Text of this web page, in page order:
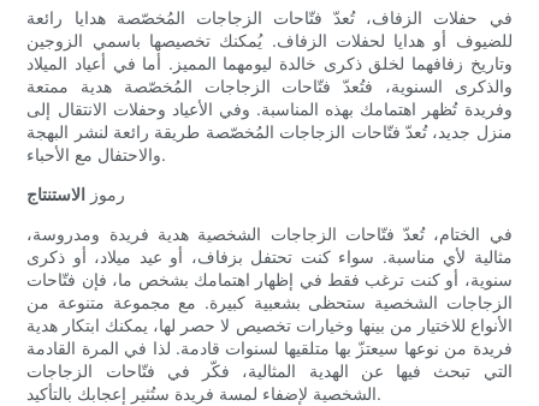
في حفلات الزفاف، تُعدّ فتّاحات الزجاجات المُخصّصة هدايا رائعة
للضيوف أو هدايا لحفلات الزفاف. يُمكنك تخصيصها باسمي الزوجين
وتاريخ زفافهما لخلق ذكرى خالدة ليومهما المميز. أما في أعياد الميلاد
والذكرى السنوية، فتُعدّ فتّاحات الزجاجات المُخصّصة هدية ممتعة
وفريدة تُظهر اهتمامك بهذه المناسبة. وفي الأعياد وحفلات الانتقال إلى
منزل جديد، تُعدّ فتّاحات الزجاجات المُخصّصة طريقة رائعة لنشر البهجة
والاحتفال مع الأحباء.
رموز الاستنتاج
في الختام، تُعدّ فتّاحات الزجاجات الشخصية هدية فريدة ومدروسة،
مثالية لأي مناسبة. سواء كنت تحتفل بزفاف، أو عيد ميلاد، أو ذكرى
سنوية، أو كنت ترغب فقط في إظهار اهتمامك بشخص ما، فإن فتّاحات
الزجاجات الشخصية ستحظى بشعبية كبيرة. مع مجموعة متنوعة من
الأنواع للاختيار من بينها وخيارات تخصيص لا حصر لها، يمكنك ابتكار هدية
فريدة من نوعها سيعتزّ بها متلقيها لسنوات قادمة. لذا في المرة القادمة
التي تبحث فيها عن الهدية المثالية، فكّر في فتّاحات الزجاجات
الشخصية لإضفاء لمسة فريدة ستُثير إعجابك بالتأكيد.